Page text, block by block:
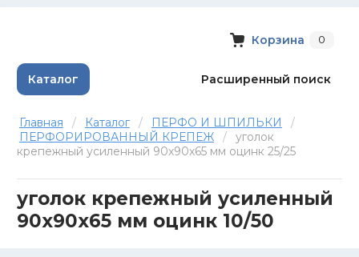
Корзина 0
Каталог Расширенный поиск
Главная / Каталог / ПЕРФО И ШПИЛЬКИ
/
ПЕРФОРИРОВАННЫЙ КРЕПЕЖ
/
уголок
крепежный усиленный 90х90х65 мм оцинк 25/25
уголок крепежный усиленный
90х90х65 мм оцинк 10/50